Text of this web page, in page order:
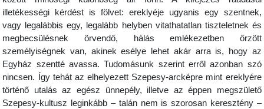
illetékességi kérdést is fölvet: ereklyéje ugyanis egy szentnek,
vagy legalábbis egy, legalább helyben vitathatatlan tiszteletnek és
megbecsülésnek örvendő, hálás emlékezetben őrzött
személyiségnek van, akinek esélye lehet akár arra is, hogy az
Egyház szentté avassa. Tudomásunk szerint erről azonban szó
nincsen. Így tehát az elhelyezett Szepesy-arcképre mint ereklyére
történő utalás az egész ünnepély, illetve az éppen megszülető
Szepesy-kultusz leginkább – talán nem is szorosan keresztény –